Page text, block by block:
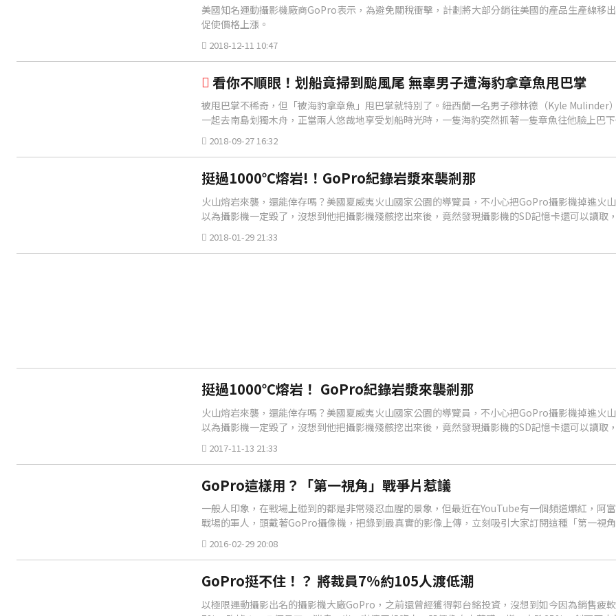
美國知名運動攝影機廠商GoPro表示，為避免關稅衝擊，計劃將大部分銷往美國的產品生產線移
促使價格上漲。
2018-12-11 10:47
看你不順眼！划船竟掃到颱風尾 無辜男子遭海豹拿章魚甩巴掌
被甩巴掌不稀奇，但「被海豹拿章魚」甩巴掌就特別了。紐西蘭一名男子穆林德（Kyle Mulinder
一起去南島划獨木舟，正當兩人悠哉地享受划船時光時，一隻海豹突然抓著一隻章魚往他臉上巴
友嚇得大喊「What???」。
2018-09-27 16:32
挺過1000℃熔岩!！GoPro紀錄岩漿來襲剎那
火山熔岩來襲，還能倖存嗎？美國夏威夷火山國家公園的導覽員，不小心把GoPro攝影機掉進火
以為攝影機一定毀了，沒想到他把攝影機殘骸挖出來後，竟然發現攝影機的SD記憶卡還可以讀取
2018-01-29 21:33
挺過1000℃熔岩！ GoPro紀錄岩漿來襲剎那
火山熔岩來襲，還能倖存嗎？美國夏威夷火山國家公園的導覽員，不小心把GoPro攝影機掉進火
以為攝影機一定毀了，沒想到他把攝影機殘骸挖出來後，竟然發現攝影機的SD記憶卡還可以讀取
2017-11-13 21:33
GoPro這樣用？「第一視角」戰爭片惹議
一般人印象，在戰場上碰到的都是非常殘忍血腥的景象，但最近在YouTube有一個頻道爆紅，阿
戰場的軍人，頭戴著GoPro攝像機，把錄到最真實的影像上傳，立刻吸引大家訂閱這種「第一視
但也引發相當大的爭議。
2016-02-29 20:08
GoPro挺不住！？ 將裁員7%約105人渡低潮
以極限運動攝影出名的攝影機大廠GoPro，之前還曾經獲得郭台銘投資，沒想到如今因為銷售疲